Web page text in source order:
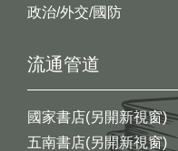
政治/外交/國防
流通管道
國家書店(另開新視窗)
五南書店(另開新視窗)